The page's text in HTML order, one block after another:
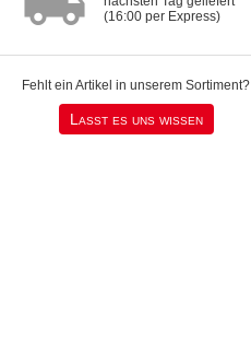
(16:00 per Express)
Fehlt ein Artikel in unserem Sortiment?
Lasst es uns wissen